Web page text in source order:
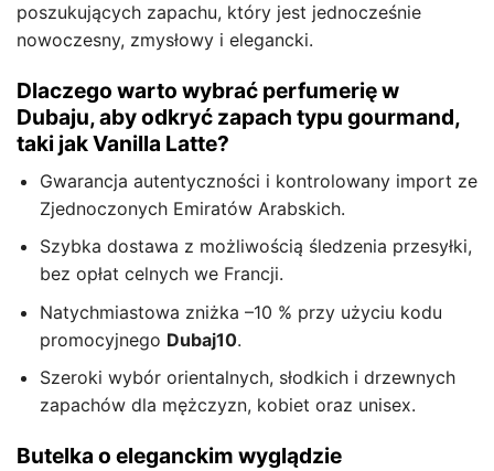
poszukujących zapachu, który jest jednocześnie
nowoczesny, zmysłowy i elegancki.
Dlaczego warto wybrać perfumerię w
Dubaju, aby odkryć zapach typu gourmand,
taki jak Vanilla Latte?
Gwarancja autentyczności i kontrolowany import ze
Zjednoczonych Emiratów Arabskich.
Szybka dostawa z możliwością śledzenia przesyłki,
bez opłat celnych we Francji.
Natychmiastowa zniżka –10 % przy użyciu kodu
promocyjnego Dubaj10.
Szeroki wybór orientalnych, słodkich i drzewnych
zapachów dla mężczyzn, kobiet oraz unisex.
Butelka o eleganckim wyglądzie